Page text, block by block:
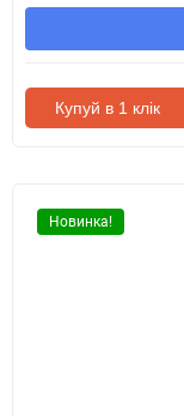
Купуй в 1 клік
Новинка!